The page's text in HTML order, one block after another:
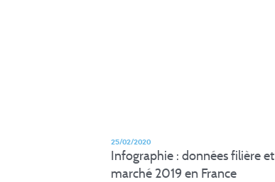
25/02/2020
Infographie : données filière et
marché 2019 en France